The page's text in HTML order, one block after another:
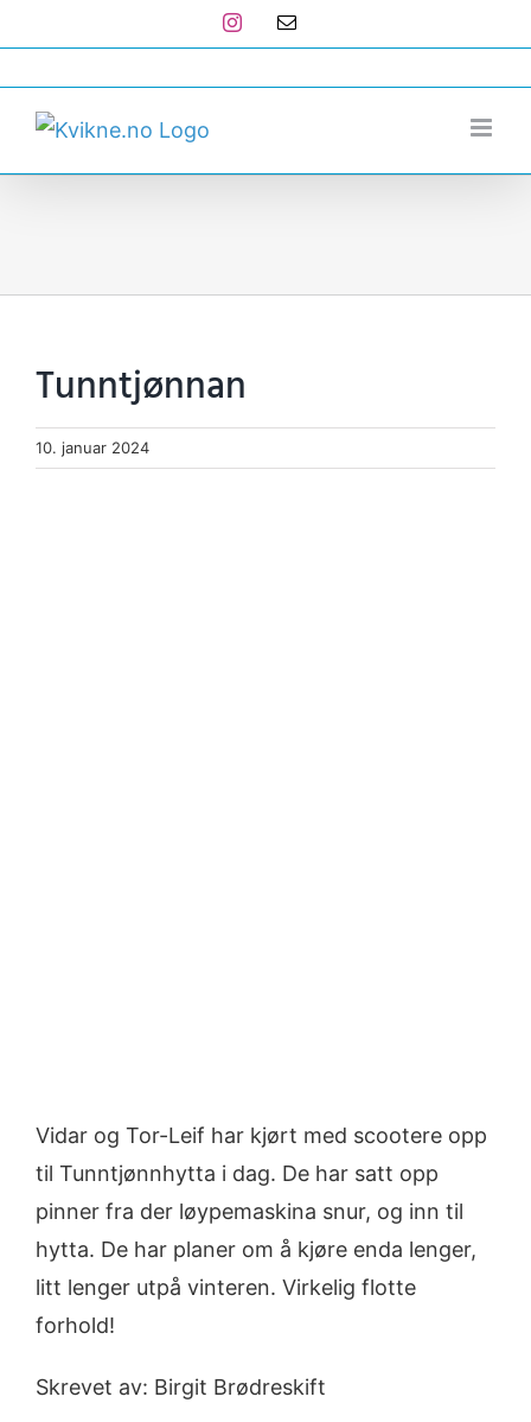
to
content
Instagram
E-
Tunntjønnan
10. januar 2024
Vidar og Tor-Leif har kjørt med scootere opp
til Tunntjønnhytta i dag. De har satt opp
pinner fra der løypemaskina snur, og inn til
hytta. De har planer om å kjøre enda lenger,
litt lenger utpå vinteren. Virkelig flotte
forhold!
Skrevet av: Birgit Brødreskift